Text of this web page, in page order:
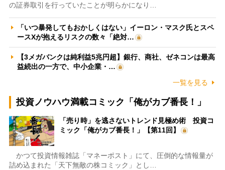
の証券取引を行っていたことが明らかになり…
「いつ暴発してもおかしくはない」イーロン・マスク氏とスペ
ースXが抱えるリスクの数々「絶対…
【3メガバンクは純利益5兆円超】銀行、商社、ゼネコンは最高
益続出の一方で、中小企業・…
一覧を見る
投資ノウハウ満載コミック「俺がカブ番長！」
「売り時」を逃さないトレンド見極め術 投資コ
ミック「俺がカブ番長！」【第11回】
かつて投資情報雑誌「マネーポスト」にて、圧倒的な情報量が
詰め込まれた「天下無敵の株コミック」とし…